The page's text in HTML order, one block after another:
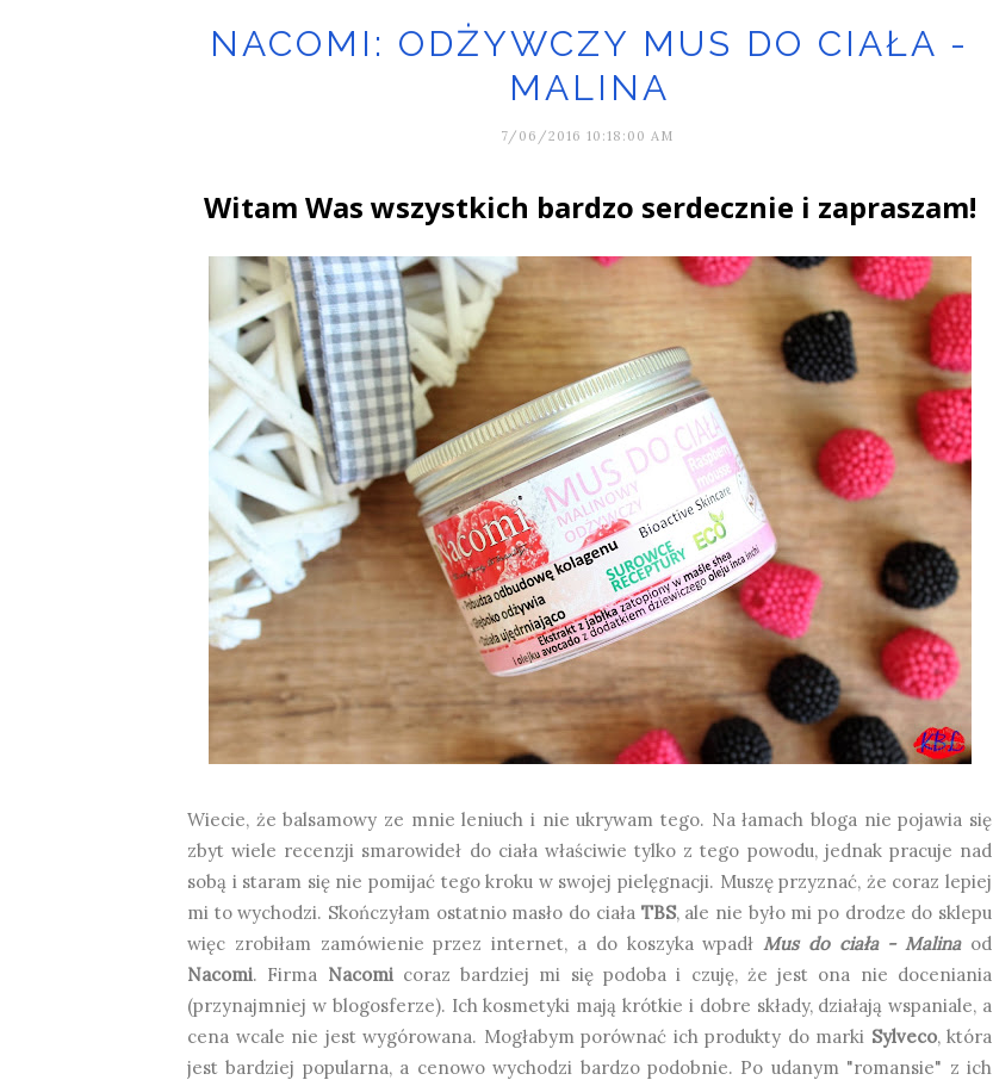
NACOMI: ODŻYWCZY MUS DO CIAŁA -
MALINA
7/06/2016 10:18:00 AM
Witam Was wszystkich bardzo serdecznie i zapraszam!
Wiecie, że balsamowy ze mnie leniuch i nie ukrywam tego. Na łamach bloga nie pojawia się
zbyt wiele recenzji smarowideł do ciała właściwie tylko z tego powodu, jednak pracuje nad
sobą i staram się nie pomijać tego kroku w swojej pielęgnacji. Muszę przyznać, że coraz lepiej
mi to wychodzi. Skończyłam ostatnio masło do ciała TBS, ale nie było mi po drodze do sklepu
więc zrobiłam zamówienie przez internet, a do koszyka wpadłMus do ciała - Malina od
Nacomi. Firma Nacomicoraz bardziej mi się podoba i czuję, że jest ona nie doceniania
(przynajmniej w blogosferze). Ich kosmetyki mają krótkie i dobre składy, działają wspaniale, a
cena wcale nie jest wygórowana. Mogłabym porównać ich produkty do marki Sylveco, która
jest bardziej popularna, a cenowo wychodzi bardzo podobnie. Po udanym "romansie" z ich